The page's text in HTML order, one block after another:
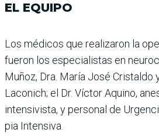
EL EQUIPO
Los médicos que realizaron la
fueron los especialistas en
Muñoz, Dra. María José Cristaldo
Laconich; el Dr. Víctor Aquino,
intensivista, y personal de
pia Intensiva.